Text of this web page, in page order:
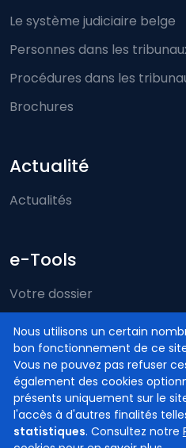
Nous utilisons un certain
bon fonctionnement de ce
Vous ne pouvez pas refuser
également des cookies
présents uniquement sur le
l'accès à d'autres finalités
statistiques. Consultez notre
Le système judiciaire belge
Personnes dans les
Procédures dans les
Brochures
Actualité
Actualités
e-Tools
Votre dossier
Just-on-web
e-Deposit
Compétence territoriale